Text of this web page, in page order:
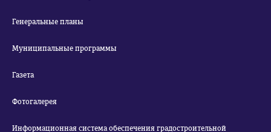
Генеральные планы
Муниципальные программы
Газета
Фотогалерея
Информационная система обеспечения градостроительной